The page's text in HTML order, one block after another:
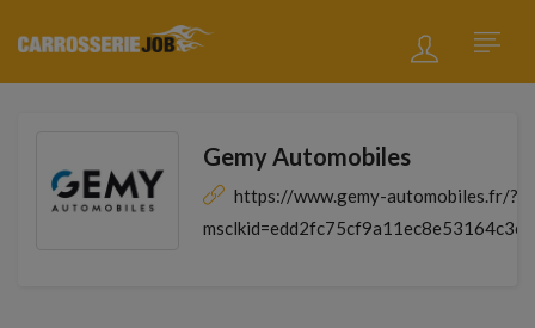
Gemy Automobiles
https://www.gemy-automobiles.fr/?